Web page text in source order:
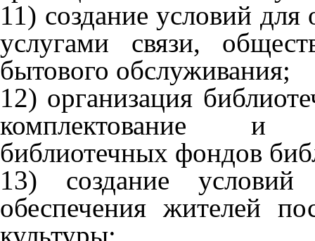
11) создание условий для
услугами связи,
бытового обслуживания;
12) организация
комплектование и
библиотечных фондов
13) создание
обеспечения жителей